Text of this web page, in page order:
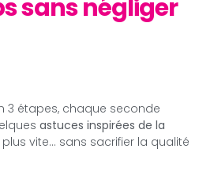
sans négliger
3 étapes, chaque seconde
astuces inspirées de la
vite… sans sacrifier la qualité